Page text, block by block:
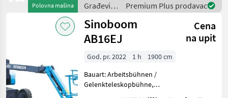
JLG
Prikaži
(19)
Polovna mašina
Građevinski
strojevi /
Sinoboom
Premium Plus prodavac
Sinoboom
AB16EJ
Cena
na upit
God. pr. 2022 1 h
1900 cm
Bauart: Arbeitsbühnen /
Gelenkteleskopbühne,